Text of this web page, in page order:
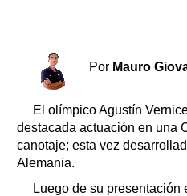
Por Mauro
El olímpico Agustín
destacada actuación en una
canotaje; esta vez
Alemania.
Luego de su presentación